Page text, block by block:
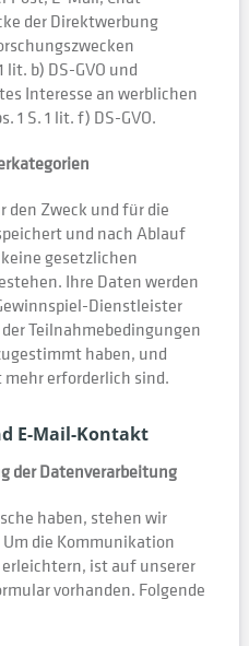
der Direktwerbung
b) DS-GVO und
Interesse an werblichen
1 S. 1 lit. f) DS-GVO.
den Zweck und für die
und nach Ablauf
gesetzlichen
Ihre Daten werden
Dienstleister
Teilnahmebedingungen
haben, und
erforderlich sind.
E-Mail-Kontakt
der Datenverarbeitung
haben, stehen wir
die Kommunikation
ist auf unserer
vorhanden. Folgende